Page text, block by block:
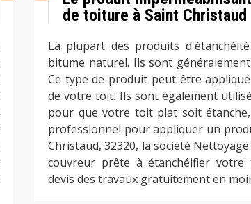
de toiture à Saint Christaud
La plupart des produits
bitume naturel. Ils sont
Ce type de produit peut être
de votre toit. Ils sont également
pour que votre toit plat soit
professionnel pour appliquer un
Christaud, 32320, la société
couvreur prête à étanchéifier votre
devis des travaux gratuitement en